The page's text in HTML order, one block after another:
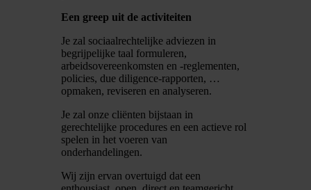
Een greep uit de activiteiten
Je zal sociaalrechtelijke adviezen in
begrijpelijke taal formuleren,
arbeidsovereenkomsten en -reglementen,
policies, due diligence-rapporten, …
opmaken, reviseren en analyseren.
Je zal onze cliënten bijstaan in
gerechtelijke procedures en een actieve rol
spelen in het voeren van
onderhandelingen.
Wij zijn ervan overtuigd dat een